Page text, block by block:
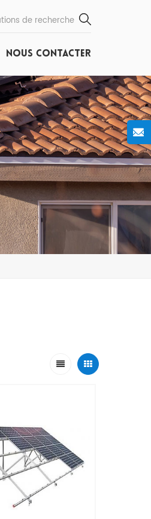
NOUS CONTACTER